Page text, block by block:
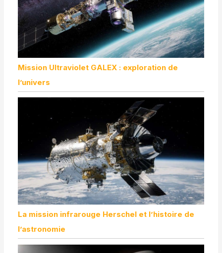
Mission Ultraviolet GALEX : exploration de
l’univers
La mission infrarouge Herschel et l’histoire de
l’astronomie